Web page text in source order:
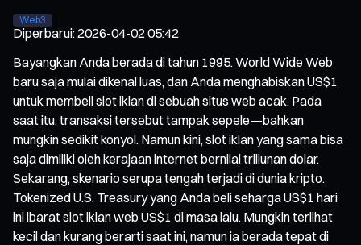
Web3
Diperbarui:2026-04-02 05:42
Bayangkan Anda berada di tahun 1995. World Wide Web
baru saja mulai dikenal luas, dan Anda menghabiskan US$1
untuk membeli slot iklan di sebuah situs web acak. Pada
saat itu, transaksi tersebut tampak sepele—bahkan
mungkin sedikit konyol. Namun kini, slot iklan yang sama bisa
saja dimiliki oleh kerajaan internet bernilai triliunan dolar.
Sekarang, skenario serupa tengah terjadi di dunia kripto.
Tokenized U.S. Treasury yang Anda beli seharga US$1 hari
ini ibarat slot iklan web US$1 di masa lalu. Mungkin terlihat
kecil dan kurang berarti saat ini, namun ia berada tepat di